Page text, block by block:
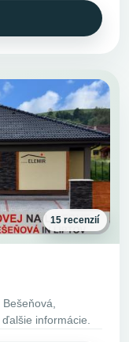
15 recenzií
informácie.